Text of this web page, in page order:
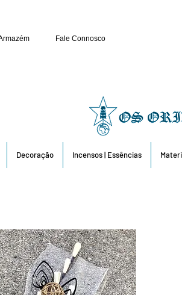
Fale Connosco
Decoração Incensos | Essências